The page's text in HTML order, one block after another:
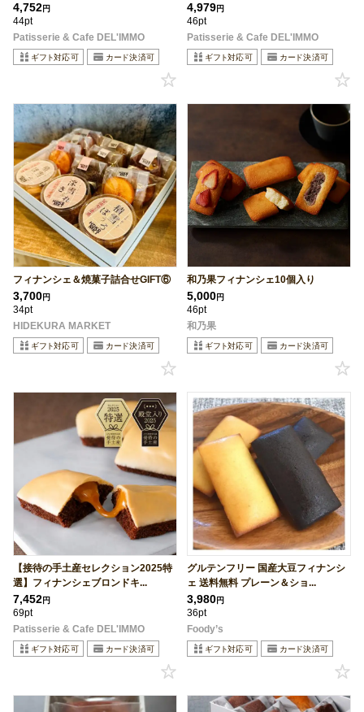
4,752円
44pt
Patisserie & Cafe DEL'IMMO
4,979円
46pt
Patisserie & Cafe DEL'IMMO
フィナンシェ＆焼菓子詰合せGIFT⑥
3,700円
34pt
HIDEKURA MARKET
和乃果フィナンシェ10個入り
5,000円
46pt
和乃果
【接待の手土産セレクション2025特
選】フィナンシェブロンドキ...
7,452円
69pt
Patisserie & Cafe DEL'IMMO
グルテンフリー 国産大豆フィナンシ
ェ 送料無料 プレーン＆ショ...
3,980円
36pt
Foody’s